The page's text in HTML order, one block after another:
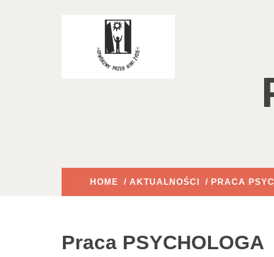
HOME / AKTUALNOŚCI / PRACA
Praca PSYCHOLOGA